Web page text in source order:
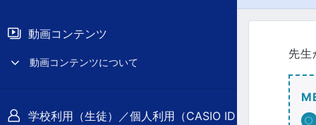
動画コンテンツ
動画コンテンツについて
学校利用（生徒）／個人利用（CASIO ID）
先